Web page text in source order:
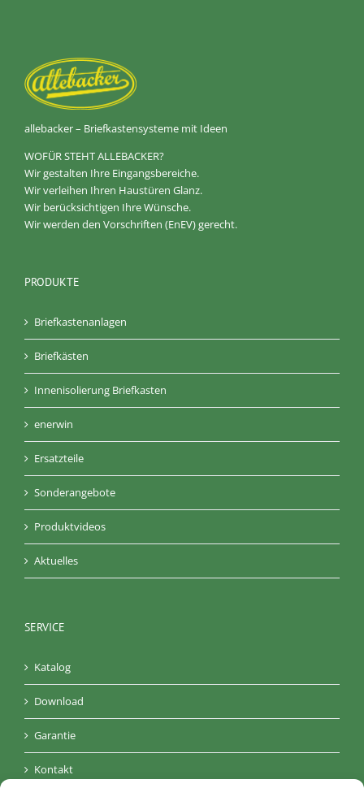
allebacker – Briefkastensysteme mit Ideen
WOFÜR STEHT ALLEBACKER?
Wir gestalten Ihre Eingangsbereiche.
Wir verleihen Ihren Haustüren Glanz.
Wir berücksichtigen Ihre Wünsche.
Wir werden den Vorschriften (EnEV) gerecht.
PRODUKTE
Briefkastenanlagen
Briefkästen
Innenisolierung Briefkasten
enerwin
Ersatzteile
Sonderangebote
Produktvideos
Aktuelles
SERVICE
Katalog
Download
Garantie
Kontakt